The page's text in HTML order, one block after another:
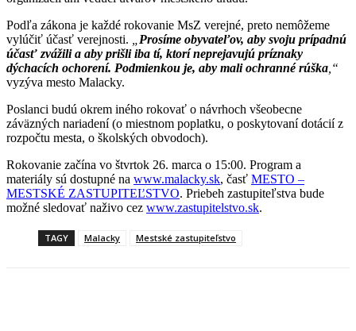
Podľa zákona je každé rokovanie MsZ verejné, preto nemôžeme
vylúčiť účasť verejnosti.
Prosíme obyvateľov, aby svoju prípadnú
účasť zvážili a aby prišli iba tí, ktorí neprejavujú príznaky
dýchacích ochorení. Podmienkou je, aby mali ochranné rúška ,“
vyzýva mesto Malacky.
Poslanci budú okrem iného rokovať o návrhoch všeobecne
záväzných nariadení (o miestnom poplatku, o poskytovaní dotácií z
rozpočtu mesta, o školských obvodoch).
Rokovanie začína vo štvrtok 26. marca o 15:00. Program a
materiály sú dostupné na www.malacky.sk, časť MESTO –
MESTSKÉ ZASTUPITEĽSTVO. Priebeh zastupiteľstva bude
možné sledovať naživo cez www.zastupitelstvo.sk.
TAGY Malacky Mestské zastupiteľstvo